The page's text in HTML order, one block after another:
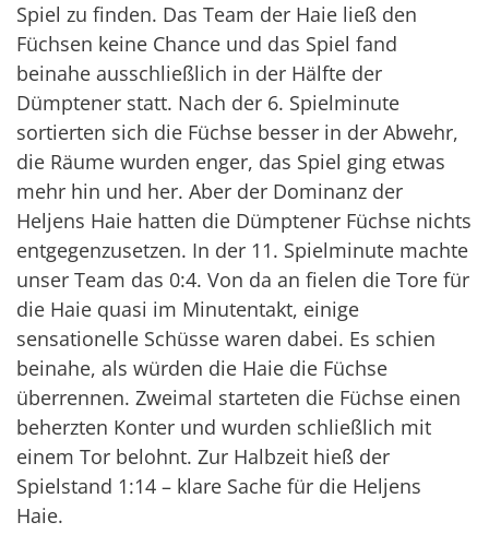
Spiel zu finden. Das Team der Haie ließ den
Füchsen keine Chance und das Spiel fand
beinahe ausschließlich in der Hälfte der
Dümptener statt. Nach der 6. Spielminute
sortierten sich die Füchse besser in der Abwehr,
die Räume wurden enger, das Spiel ging etwas
mehr hin und her. Aber der Dominanz der
Heljens Haie hatten die Dümptener Füchse nichts
entgegenzusetzen. In der 11. Spielminute machte
unser Team das 0:4. Von da an fielen die Tore für
die Haie quasi im Minutentakt, einige
sensationelle Schüsse waren dabei. Es schien
beinahe, als würden die Haie die Füchse
überrennen. Zweimal starteten die Füchse einen
beherzten Konter und wurden schließlich mit
einem Tor belohnt. Zur Halbzeit hieß der
Spielstand 1:14 – klare Sache für die Heljens
Haie.